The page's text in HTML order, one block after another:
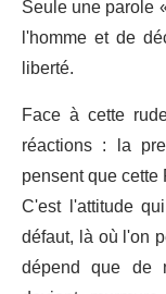
l'homme et de
liberté.
Face à cette
réactions : la
pensent que
C'est l'attitude
défaut, là où l'on
dépend que de